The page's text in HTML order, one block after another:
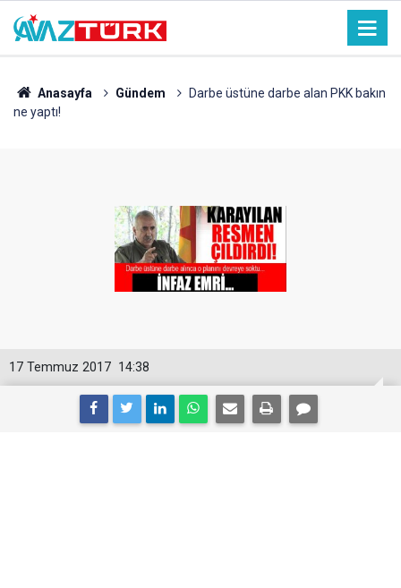
Anasayfa Gündem
Darbe üstüne darbe alan PKK bakın
ne yaptı!
14:38
17 Temmuz 2017